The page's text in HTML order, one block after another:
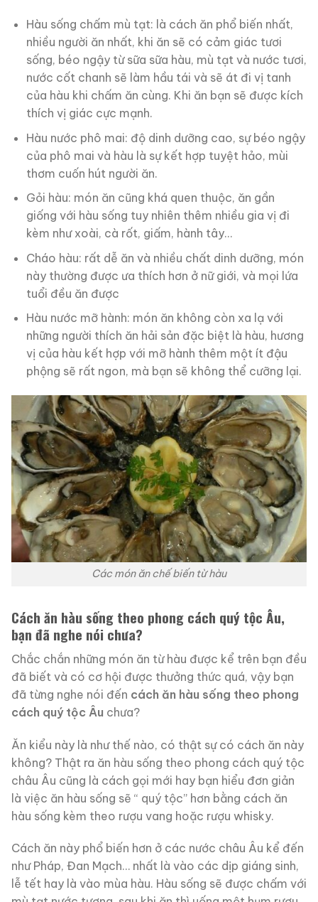
Hàu sống chấm mù tạt: là cách ăn phổ biến nhất,
nhiều người ăn nhất, khi ăn sẽ có cảm giác tươi
sống, béo ngậy từ sữa sữa hàu, mù tạt và nước tươi,
nước cốt chanh sẽ làm hầu tái và sẽ át đi vị tanh
của hàu khi chấm ăn cùng. Khi ăn bạn sẽ được kích
thích vị giác cực mạnh.
Hàu nước phô mai: độ dinh dưỡng cao, sự béo ngậy
của phô mai và hàu là sự kết hợp tuyệt hảo, mùi
thơm cuốn hút người ăn.
Gỏi hàu: món ăn cũng khá quen thuộc, ăn gần
giống với hàu sống tuy nhiên thêm nhiều gia vị đi
kèm như xoài, cà rốt, giấm, hành tây…
Cháo hàu: rất dễ ăn và nhiều chất dinh dưỡng, món
này thường được ưa thích hơn ở nữ giới, và mọi lứa
tuổi đều ăn được
Hàu nước mỡ hành: món ăn không còn xa lạ với
những người thích ăn hải sản đặc biệt là hàu, hương
vị của hàu kết hợp với mỡ hành thêm một ít đậu
phộng sẽ rất ngon, mà bạn sẽ không thể cưỡng lại.
Các món ăn chế biến từ hàu
Cách ăn hàu sống theo phong cách quý tộc Âu,
bạn đã nghe nói chưa?
Chắc chắn những món ăn từ hàu được kể trên bạn đều
đã biết và có cơ hội được thưởng thức quá, vậy bạn
đã từng nghe nói đến cách ăn hàu sống theo phong
cách quý tộc Âu chưa?
Ăn kiểu này là như thế nào, có thật sự có cách ăn này
không? Thật ra ăn hàu sống theo phong cách quý tộc
châu Âu cũng là cách gọi mới hay bạn hiểu đơn giản
là việc ăn hàu sống sẽ “ quý tộc” hơn bằng cách ăn
hàu sống kèm theo rượu vang hoặc rượu whisky.
Cách ăn này phổ biến hơn ở các nước châu Âu kể đến
như Pháp, Đan Mạch… nhất là vào các dịp giáng sinh,
lễ tết hay là vào mùa hàu. Hàu sống sẽ được chấm với